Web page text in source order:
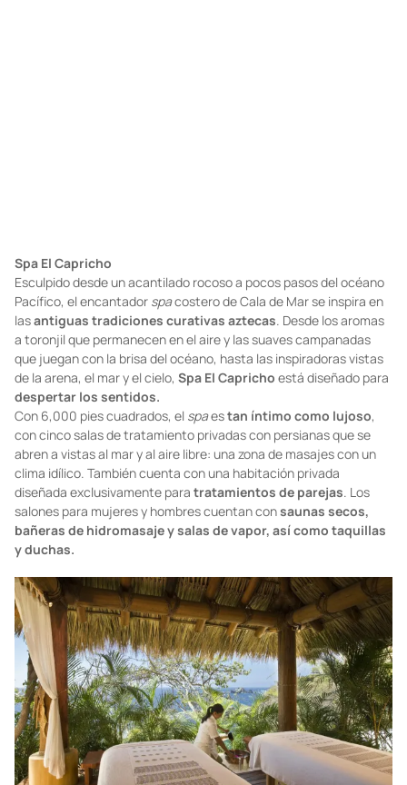
Spa El Capricho
Esculpido desde un acantilado rocoso a pocos pasos del océano
Pacífico, el encantadorspacostero de Cala de Mar se inspira en
lasantiguas tradiciones curativas aztecas
. Desde los aromas
a toronjil que permanecen en el aire y las suaves campanadas
que juegan con la brisa del océano, hasta las inspiradoras vistas
de la arena, el mar y el cielo,Spa El Caprichoestá diseñado para
despertar los sentidos.
Con 6,000 pies cuadrados, elspaestan íntimo como lujoso
con cinco salas de tratamiento privadas con persianas que se
abren a vistas al mar y al aire libre: una zona de masajes con un
clima idílico. También cuenta con una habitación privada
diseñada exclusivamente paratratamientos de parejas. Los
salones para mujeres y hombres cuentan con saunas secos,
bañeras de hidromasaje y salas de vapor, así como taquillas
y duchas.